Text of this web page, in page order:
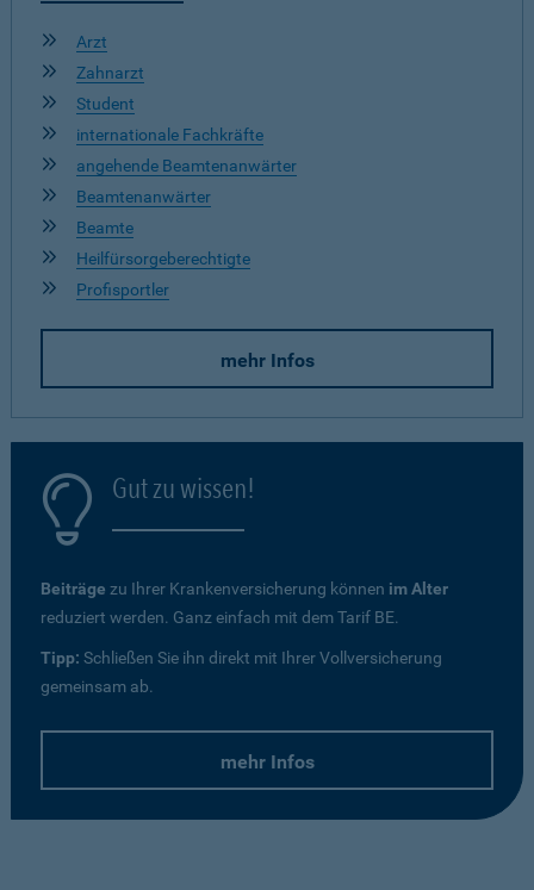
Arzt
Zahnarzt
Student
internationale Fachkräfte
angehende Beamtenanwärter
Beamtenanwärter
Beamte
Heilfürsorgeberechtigte
Profisportler
mehr Infos
Gut zu wissen!
Beiträge zu Ihrer Krankenversicherung können im Alter
reduziert werden. Ganz einfach mit dem Tarif BE.
Tipp: Schließen Sie ihn direkt mit Ihrer Vollversicherung
gemeinsam ab.
mehr Infos